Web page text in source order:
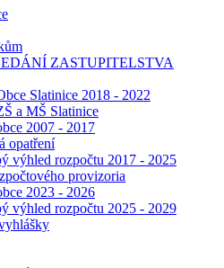
ZASTUPITELSTVA
Slatinice 2018 - 2022
a MŠ Slatinice
2007 - 2017
opatření
výhled rozpočtu 2017 - 2025
provizoria
2023 - 2026
výhled rozpočtu 2025 - 2029